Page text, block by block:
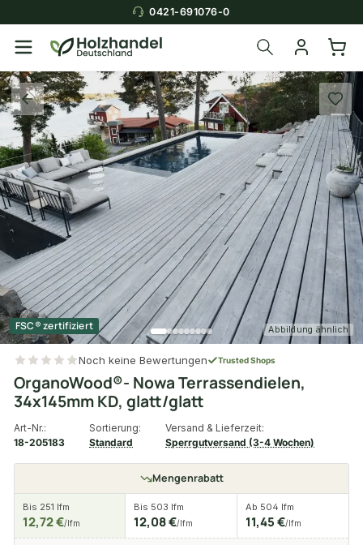
0421-691076-0
FSC® zertifiziert Abbildung ähnlich
Noch keine Bewertungen Trusted Shops
OrganoWood®- Nowa Terrassendielen,
34x145mm KD, glatt/glatt
Art-Nr.:
18-205183
Sortierung:
Standard
Versand & Lieferzeit:
Sperrgutversand (3-4 Wochen)
Mengenrabatt
Bis 251 lfm
12,72 €/lfm
Bis 503 lfm
12,08 €/lfm
Ab 504 lfm
11,45 €/lfm